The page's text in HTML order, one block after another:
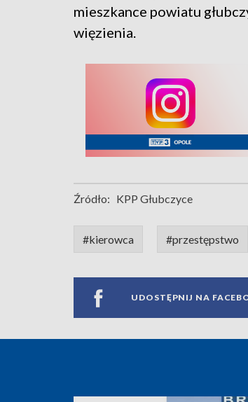
mieszkance powiatu
więzienia.
Źródło: KPP Głubczyce
#kierowca #przestępstwo
UDOSTĘPNIJ NA